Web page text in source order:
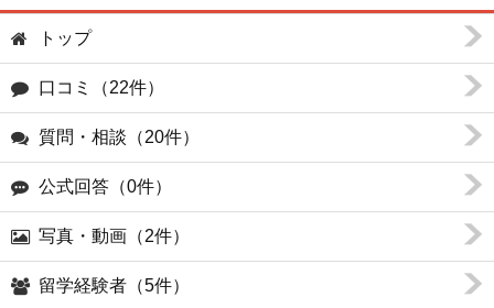
トップ
口コミ（22件）
質問・相談（20件）
公式回答（0件）
写真・動画（2件）
留学経験者（5件）